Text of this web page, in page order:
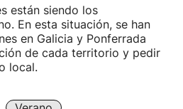
están siendo los
En esta situación, se han
en Galicia y Ponferrada
de cada territorio y pedir
local.